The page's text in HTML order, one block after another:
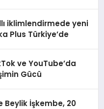
iklimlendirmede yeni
Plus Türkiye’de
ve YouTube’da
Gücü
Beylik İşkembe, 20